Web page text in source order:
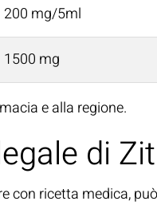
200 mg/5ml
1500 mg
e alla regione.
di
con ricetta medica,